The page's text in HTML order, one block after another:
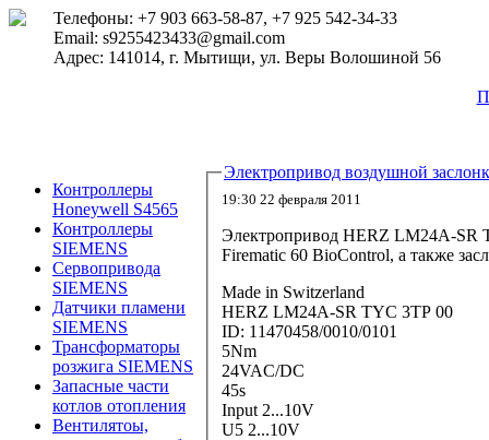
Телефоны: +7 903 663-58-87, +7 925 542-34-33
Email: s9255423433@gmail.com
Адрес: 141014, г. Мытищи, ул. Веры Волошиной 56
Контроллеры
Honeywell S4565
Контроллеры
SIEMENS
Сервопривода
SIEMENS
Датчики пламени
SIEMENS
Трансформаторы
розжига SIEMENS
Запасные части
котлов отопления
Вентилятоы,
Электропривод воздушной
19:30 22 февраля 2011
Электропривод HERZ LM24A-SR
Firematic 60 BioControl, а также
Made in Switzerland
HERZ LM24A-SR TYC 3TP 00
ID: 11470458/0010/0101
5Nm
24VAC/DC
45s
Input 2...10V
U5 2...10V